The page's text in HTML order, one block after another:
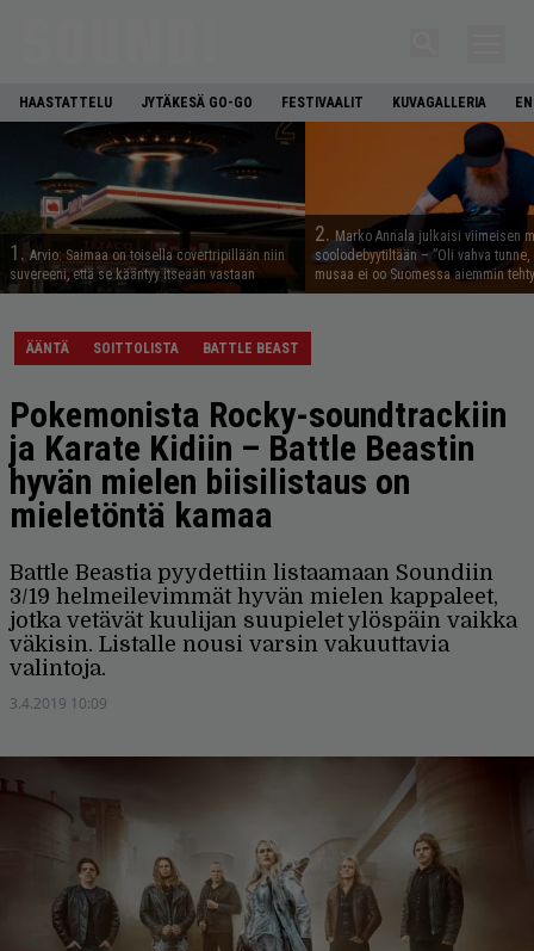
HAASTATTELU JYTÄKESÄ GO-GO FESTIVAALIT KUVAGALLERIA
1. Arvio: Saimaa on toisella covertripillään niin
suvereeni, että se kääntyy itseään vastaan
2.Marko Annala julkaisi viimeisen
soolodebyytiltään – ”Oli vahva
musaa ei oo Suomessa aiemmin
ÄÄNTÄ SOITTOLISTA BATTLE BEAST
Pokemonista Rocky-soundtrackiin
ja Karate Kidiin – Battle Beastin
hyvän mielen biisilistaus on
mieletöntä kamaa
Battle Beastia pyydettiin listaamaan Soundiin
3/19 helmeilevimmät hyvän mielen kappaleet,
jotka vetävät kuulijan suupielet ylöspäin vaikka
väkisin. Listalle nousi varsin vakuuttavia
valintoja.
3.4.2019 10:09